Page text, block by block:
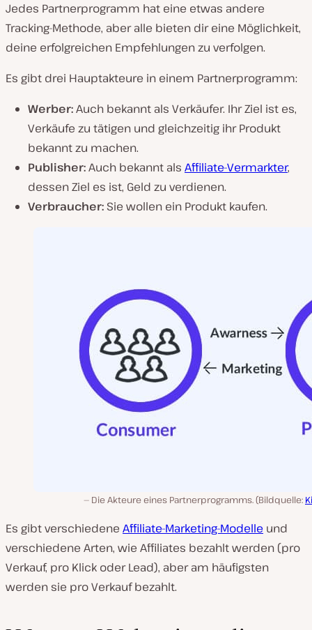
Jedes Partnerprogramm hat eine etwas andere
Tracking-Methode, aber alle bieten dir eine Möglichkeit,
deine erfolgreichen Empfehlungen zu verfolgen.
Es gibt drei Hauptakteure in einem Partnerprogramm:
Werber:Auch bekannt als Verkäufer. Ihr Ziel ist es,
Verkäufe zu tätigen und gleichzeitig ihr Produkt
bekannt zu machen.
Publisher:Auch bekannt als Affiliate-Vermarkter,
dessen Ziel es ist, Geld zu verdienen.
Verbraucher: Sie wollen ein Produkt kaufen.
Die Akteure eines Partnerprogramms. (Bildquelle:
Es gibt verschiedene Affiliate-Marketing-Modelle und
verschiedene Arten, wie Affiliates bezahlt werden (pro
Verkauf, pro Klick oder Lead), aber am häufigsten
werden sie pro Verkauf bezahlt.